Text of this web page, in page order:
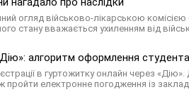
огляд військово-лікарською
стану вважається ухиленням від
алгоритм оформлення
в гуртожитку онлайн через
електронне погодження із